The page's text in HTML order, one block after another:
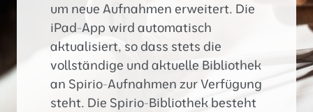
um neue Aufnahmen erweitert. Die
iPad-App wird automatisch
aktualisiert, so dass stets die
vollständige und aktuelle Bibliothek
an Spirio-Aufnahmen zur Verfügung
steht. Die Spirio-Bibliothek besteht
Termin
Klavier